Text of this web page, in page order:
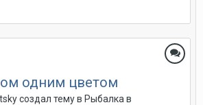
одним цветом
создал тему в Рыбалка в